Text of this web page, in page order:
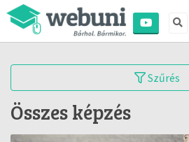
Szűrés
Összes képzés